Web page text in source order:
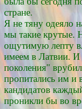
стране.
Я не тяну одеяло
мы такие крутые.
ощутимую лепту
имеем в Латвии. И
поколения"
пропитались им и
кандидатов
проникли бы во